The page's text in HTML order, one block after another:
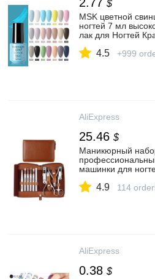
$
MSK цветной
ногтей 7 мл
лак для Ногтей
ногтей|Гель для
4.5 +999
AliExpress
25.46 $
Маникюрный
машинки для
нержавеющей
4.9 114
AliExpress
0.38 $